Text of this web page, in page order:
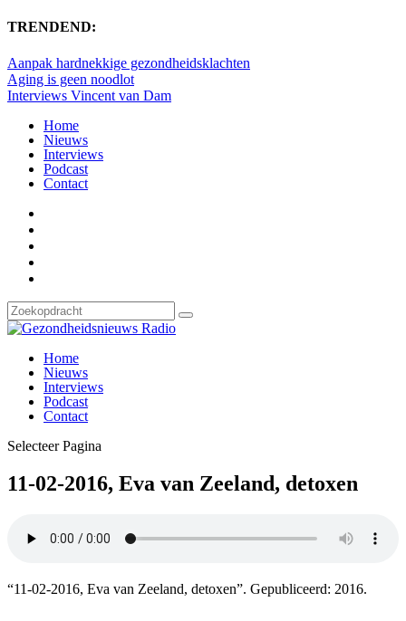
TRENDEND:
Aanpak hardnekkige gezondheidsklachten
Aging is geen noodlot
Interviews Vincent van Dam
Home
Nieuws
Interviews
Podcast
Contact
Home
Nieuws
Interviews
Podcast
Contact
Selecteer Pagina
11-02-2016, Eva van Zeeland, detoxen
“11-02-2016, Eva van Zeeland, detoxen”. Gepubliceerd: 2016.